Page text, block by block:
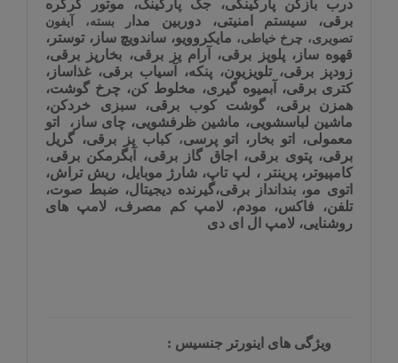
درب بازکن پارکینگی، جک پارکینگ، موتور کرکره
برقی، سیستم امنیتی، دوربین مدا ر بسته، آیفون
تصویری، چرخ خیاطی، مایکروویو، ساندویچ ساز، توستر،
قهوه ساز، پلوپز برقی، آرام پز برقی، بخارپز برقی،
زودپز برقی، تلویزیون، پنکه، آسیاب برقی،غذاساز،
کتری برقی، آبمیوه گیری، مخلوط کن، چرخ گوشت،
همزن برقی، گوشت کوب برقی، سبزی خردکن،
ماشین لباسشویی، ماشین ظرفشویی، چای ساز،
اتو
معمولی، اتو بخار، اتو پرسی،کباب پز برقی، گریل
برقی، پتوی برقی،
اجاق گاز برقی، آبگرمکن برقی،
کامپیوتر، پرینتر ، لپ تاپ، شارژ موبایل، ریش تراش،
اتوی مو، بندانداز برقی،گیرنده دیجیتال، ضبط صوت،
تلفن، فاکس، مودم، لامپ کم مصرف، لامپ های
روشنایی، لامپ ال ای دی
ویژگی های اینورتر جنسیس :